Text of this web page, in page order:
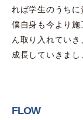
れば学生のうちに
僕自身も今より
ん取り入れてい
成長していきまし
FLOW